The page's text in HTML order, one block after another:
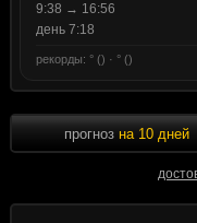
9:38 → 16:56
день 7:18
рекорды: ° () · ° ()
прогноз на 10 дней